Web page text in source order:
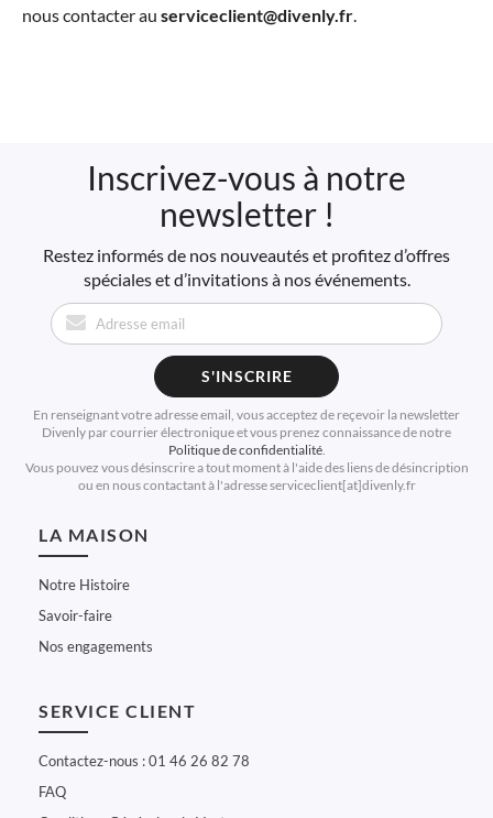
nous contacter au serviceclient@divenly.fr.
Inscrivez-vous à notre
newsletter !
Restez informés de nos nouveautés et profitez d’offres
spéciales et d’invitations à nos événements.
S'INSCRIRE
En renseignant votre adresse email, vous acceptez de reçevoir la newsletter
Divenly par courrier électronique et vous prenez connaissance de notre
Politique de confidentialité.
Vous pouvez vous désinscrire a tout moment à l'aide des liens de désincription
ou en nous contactant à l'adresse serviceclient[at]divenly.fr
LA MAISON
Notre Histoire
Savoir-faire
Nos engagements
SERVICE CLIENT
Contactez-nous : 01 46 26 82 78
FAQ